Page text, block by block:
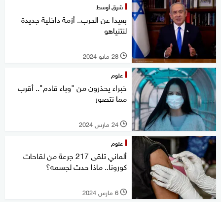
شرق أوسط
بعيدا عن الحرب.. أزمة داخلية جديدة
لنتنياهو
l 28 مايو 2024
علوم
خبراء يحذرون من "وباء قادم".. أقرب
مما نتصور
l 24 مارس 2024
علوم
ألماني تلقى 217 جرعة من لقاحات
كورونا.. ماذا حدث لجسمه؟
l 6 مارس 2024